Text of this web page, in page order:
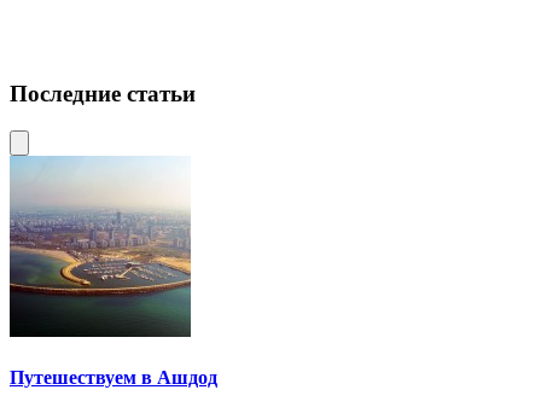
Последние статьи
Путешествуем в Ашдод